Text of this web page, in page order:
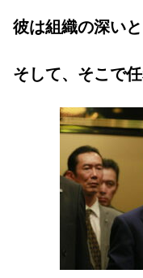
彼は組織の深い
そして、そこで